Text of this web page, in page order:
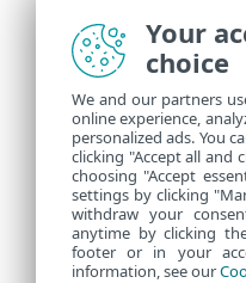
Your
choice
We and our partners
online experience,
personalized ads. You
clicking "Accept all and
choosing "Accept
settings by clicking
withdraw your
anytime by clicking
footer or in your
information, see our